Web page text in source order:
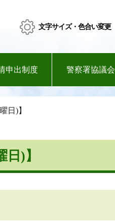
文字サイズ・色合い変更
申出制度 警察署協議会
日)】
)】